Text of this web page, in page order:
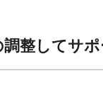
整してサ